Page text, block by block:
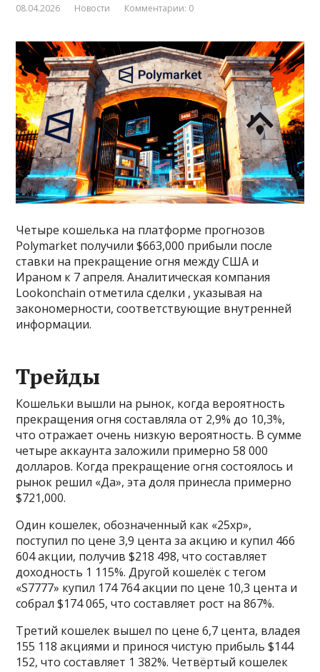
08.04.2026 Новости Комментарии: 0
Четыре кошелька на платформе прогнозов
Polymarket получили $663,000 прибыли после
ставки на прекращение огня между США и
Ираном к 7 апреля. Аналитическая компания
Lookonchain отметила сделки , указывая на
закономерности, соответствующие внутренней
информации.
Трейды
Кошельки вышли на рынок, когда вероятность
прекращения огня составляла от 2,9% до 10,3%,
что отражает очень низкую вероятность. В сумме
четыре аккаунта заложили примерно 58 000
долларов. Когда прекращение огня состоялось и
рынок решил «Да», эта доля принесла примерно
$721,000.
Один кошелек, обозначенный как «25xp»,
поступил по цене 3,9 цента за акцию и купил 466
604 акции, получив $218 498, что составляет
доходность 1 115%. Другой кошелёк с тегом
«S7777» купил 174 764 акции по цене 10,3 цента и
собрал $174 065, что составляет рост на 867%.
Третий кошелек вышел по цене 6,7 цента, владея
155 118 акциями и принося чистую прибыль $144
152, что составляет 1 382%. Четвёртый кошелек